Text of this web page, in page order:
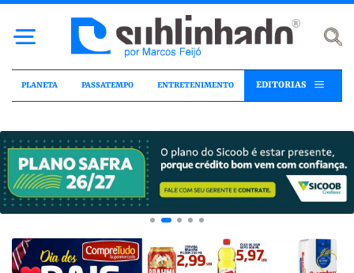
PLANETA PASSATEMPO ENTRETENIMENTO EDITORIAS